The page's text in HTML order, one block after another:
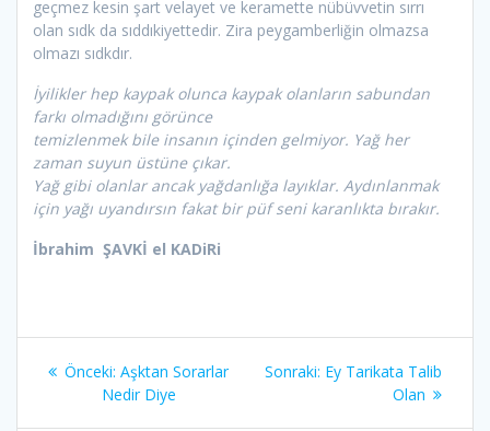
geçmez kesin şart velayet ve keramette nübüvvetin sırrı
olan sıdk da sıddıkiyettedir. Zira peygamberliğin olmazsa
olmazı sıdkdır.
İyilikler hep kaypak olunca kaypak olanların sabundan
farkı olmadığını görünce
temizlenmek bile insanın içinden gelmiyor. Yağ her
zaman suyun üstüne çıkar.
Yağ gibi olanlar ancak yağdanlığa layıklar. Aydınlanmak
için yağı uyandırsın fakat bir püf seni karanlıkta bırakır.
İbrahim ŞAVKİ el KADiRi
Yazı
gezinmesi
Önceki: Önceki
yazı:
Aşktan Sorarlar
Nedir Diye
Sonraki: Sonraki
Ey Tarikata Talib
Olan